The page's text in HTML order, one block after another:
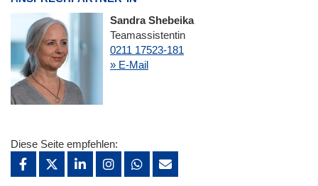
Sandra Shebeika
Teamassistentin
0211 17523-181
» E-Mail
Diese Seite empfehlen: